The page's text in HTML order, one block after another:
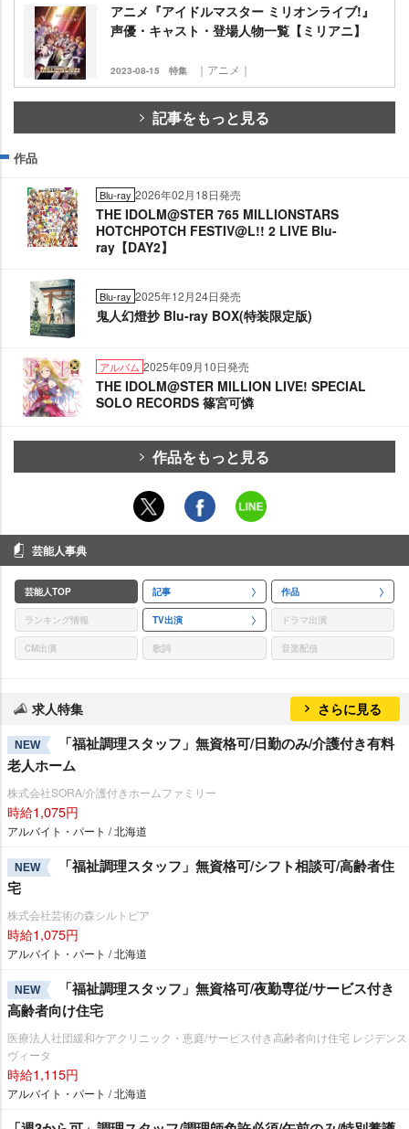
アニメ『アイドルマスター ミリオンライブ!』
声優・キャスト・登場人物一覧【ミリアニ】
2023-08-15 特集 ｜アニメ｜
記事をもっと見る
作品
Blu-ray 2026年02月18日発売
THE IDOLM@STER 765 MILLIONSTARS
HOTCHPOTCH FESTIV@L!! 2 LIVE Blu-
ray【DAY2】
Blu-ray 2025年12月24日発売
鬼人幻燈抄 Blu-ray BOX(特装限定版)
アルバム 2025年09月10日発売
THE IDOLM@STER MILLION LIVE! SPECIAL
SOLO RECORDS 篠宮可憐
作品をもっと見る
芸能人事典
芸能人TOP 記事 作品
ランキング情報 TV出演 ドラマ出演
CM出演 歌詞 音楽配信
求人特集 さらに見る
NEW
「福祉調理スタッフ」無資格可/日勤のみ/介護付き有料
老人ホーム
株式会社SORA/介護付きホームファミリー
時給1,075円
アルバイト・パート / 北海道
NEW
「福祉調理スタッフ」無資格可/シフト相談可/高齢者住
宅
株式会社芸術の森シルトピア
時給1,075円
アルバイト・パート / 北海道
NEW
「福祉調理スタッフ」無資格可/夜勤専従/サービス付き
高齢者向け住宅
医療法人社団緩和ケアクリニック・恵庭/サービス付き高齢者向け住宅 レジデンス
ヴィータ
時給1,115円
アルバイト・パート / 北海道